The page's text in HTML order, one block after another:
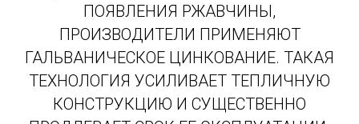
ПОЯВЛЕНИЯ РЖАВЧИНЫ,
ПРОИЗВОДИТЕЛИ ПРИМЕНЯЮТ
ГАЛЬВАНИЧЕСКОЕ ЦИНКОВАНИЕ. ТАКАЯ
ТЕХНОЛОГИЯ УСИЛИВАЕТ ТЕПЛИЧНУЮ
КОНСТРУКЦИЮ И СУЩЕСТВЕННО